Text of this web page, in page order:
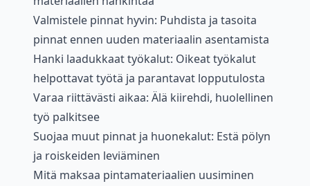
Valmistele pinnat hyvin: Puhdista ja tasoita
pinnat ennen uuden materiaalin asentamista
Hanki laadukkaat työkalut: Oikeat työkalut
helpottavat työtä ja parantavat lopputulosta
Varaa riittävästi aikaa: Älä kiirehdi, huolellinen
työ palkitsee
Suojaa muut pinnat ja huonekalut: Estä pölyn
ja roiskeiden leviäminen
Mitä maksaa pintamateriaalien uusiminen